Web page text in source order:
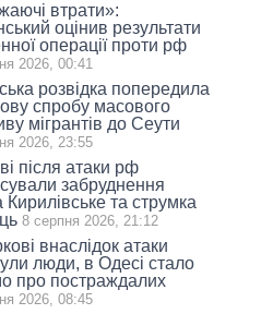
втрати»:
оцінив результати
операції проти рф
2026, 00:41
розвідка попередила
спробу масового
мігрантів до Сеути
2026, 23:55
після атаки рф
забруднення
Кирилівське та струмка
8 серпня 2026, 21:12
внаслідок атаки
люди, в Одесі стало
про постраждалих
2026, 08:45